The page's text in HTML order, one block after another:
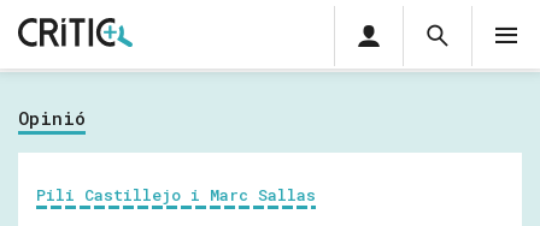
Cerca
Cerca
privada
Inicia sessió
Opinió
Pili Castillejo i Marc Sallas